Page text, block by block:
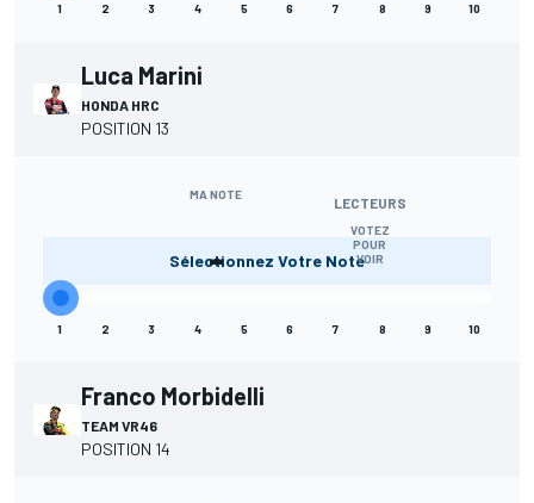
1 2 3 4 5 6 7 8 9 10
Luca Marini
HONDA HRC
POSITION 13
MA NOTE
-
LECTEURS
VOTEZ
POUR
VOIR
Sélectionnez Votre Note
1 2 3 4 5 6 7 8 9 10
Franco Morbidelli
TEAM VR46
POSITION 14